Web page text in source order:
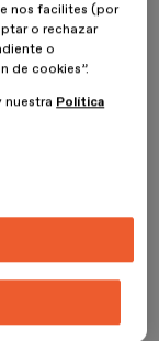
para los
a los
nos facilites (por
o rechazar
o
de cookies”.
nuestra Política